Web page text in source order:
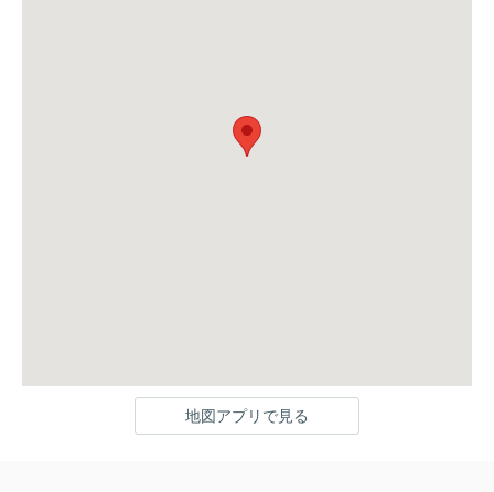
地図アプリで見る